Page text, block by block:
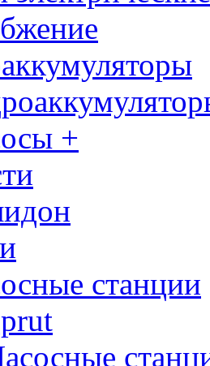
+
станции